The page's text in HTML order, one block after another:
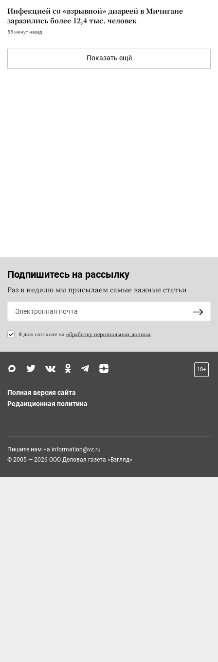
Инфекцией со «взрывной» диареей в Мичигане
заразились более 12,4 тыс. человек
55 минут назад
Показать ещё
Подпишитесь на рассылку
Раз в неделю мы присылаем самые важные статьи
Я даю согласие на обработку персональных данных
18+
Полная версия сайта
Редакционная политика
Пишите нам на information@vz.ru
© 2005 — 2026 ООО Деловая газета «Взгляд»